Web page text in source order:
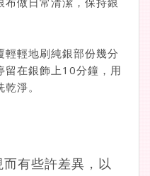
輕輕地刷純銀部份幾分
留在銀飾上10分鐘，用
淨。
有些許差異，以